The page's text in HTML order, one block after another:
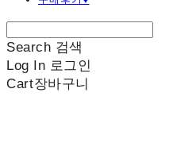
Search 검색
Log In 로그인
Cart장바구니